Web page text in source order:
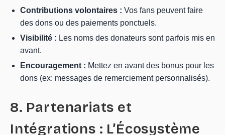
Contributions volontaires : Vos fans peuvent faire
des dons ou des paiements ponctuels.
Visibilité : Les noms des donateurs sont parfois mis en
avant.
Encouragement : Mettez en avant des bonus pour les
dons (ex: messages de remerciement personnalisés).
8. Partenariats et
Intégrations : L’Écosystème